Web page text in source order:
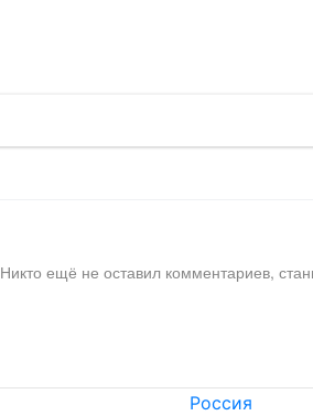
Никто ещё не оставил комментариев,
Россия